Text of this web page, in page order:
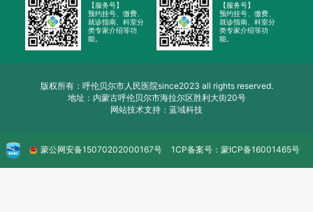
【服务号】
预约挂号、缴费、
就诊指南、科室分
类专家介绍等功
能。
【服务号】
预约挂号、缴费、
就诊指南、科室分
类专家介绍等功
能。
版权所有：呼伦贝尔市人民医院since2023 all rights reserved.
地址：内蒙古呼伦贝尔市海拉尔区胜利大街20号
网站技术支持：蓝域科技
蒙公网安备15070202000167号 1CP备案号：蒙ICP备16001465号